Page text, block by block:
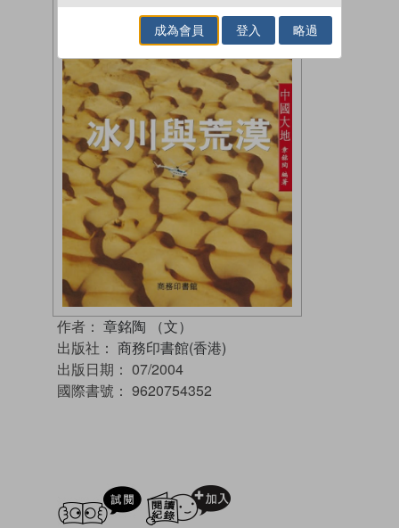
作者： 章銘陶 （文）
出版社： 商務印書館(香港)
出版日期： 07/2004
國際書號： 9620754352
試閲
成為會員 登入 略過